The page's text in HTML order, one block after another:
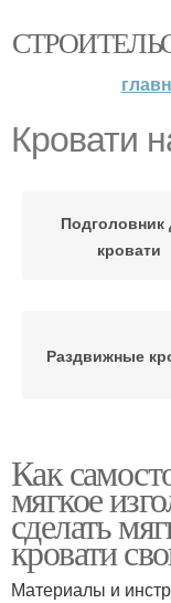
Кровати
Подголовник
кровати
Раздвижные
Кровати с
Как
мягкое
сделать
кровати
Материалы и